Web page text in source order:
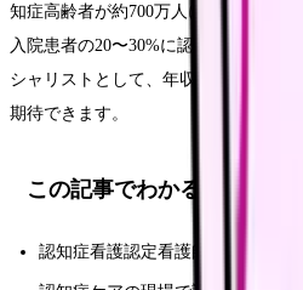
知症高齢者が約700万人に達すると推
入院患者の20〜30%に認知症の併存
シャリストとして、年収30〜50万円
期待できます。
この記事でわかること
認知症看護認定看護師になるため